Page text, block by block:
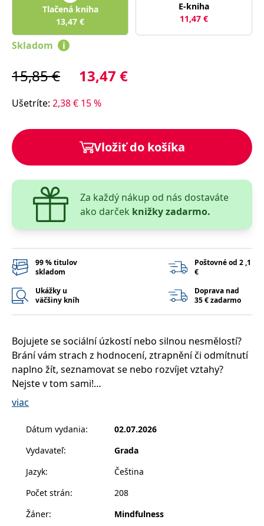
Tlačená kniha
13,47 €
E-kniha
11,47 €
Skladom i
15,85€ 13,47 €
Ušetríte: 2,38€ 15%
Vložiť do košíka
Za každý nákup od nás dostaváte
ako darček knižky zadarmo.
99 % titulov
skladom
Poštovné od 2 ,1
€
Ukážky u
väčšiny kníh
Doprava nad
35 € zadarmo
Bojujete se sociální úzkostí nebo silnou nesmělostí?
Brání vám strach z hodnocení, ztrapnění či odmítnutí
naplno žít, seznamovat se nebo rozvíjet vztahy?
Nejste v tom sami!
kognitivně‑behaviorální terapie (KBT) vám krok za
sebevědomí
a nahradit sebekritické myšlenky
laskavějším a realističtějším pohledem na sebe.
strach, lépe zvládat sociální situace a budovat jistější,
zdravější vztahy.
viac
Dátum vydania:
02.07.2026
Vydavateľ:
Grada
Jazyk:
Čeština
Počet strán:
208
Žáner: Mindfulness